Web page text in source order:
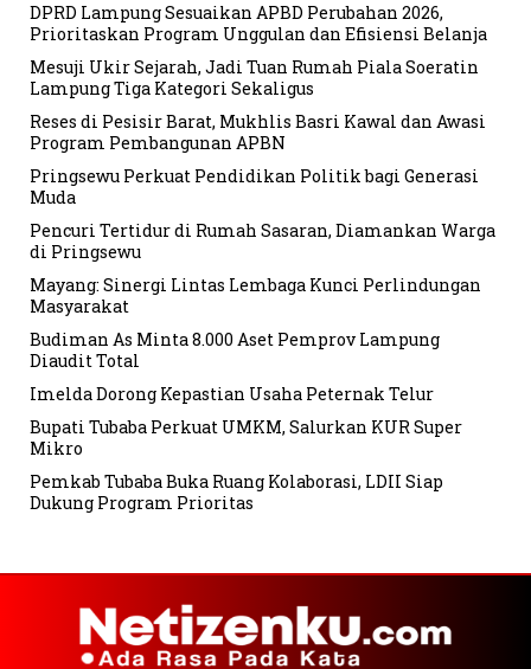
DPRD Lampung Sesuaikan APBD Perubahan 2026,
Prioritaskan Program Unggulan dan Efisiensi Belanja
Mesuji Ukir Sejarah, Jadi Tuan Rumah Piala Soeratin
Lampung Tiga Kategori Sekaligus
Reses di Pesisir Barat, Mukhlis Basri Kawal dan Awasi
Program Pembangunan APBN
Pringsewu Perkuat Pendidikan Politik bagi Generasi
Muda
Pencuri Tertidur di Rumah Sasaran, Diamankan Warga
di Pringsewu
Mayang: Sinergi Lintas Lembaga Kunci Perlindungan
Masyarakat
Budiman As Minta 8.000 Aset Pemprov Lampung
Diaudit Total
Imelda Dorong Kepastian Usaha Peternak Telur
Bupati Tubaba Perkuat UMKM, Salurkan KUR Super
Mikro
Pemkab Tubaba Buka Ruang Kolaborasi, LDII Siap
Dukung Program Prioritas